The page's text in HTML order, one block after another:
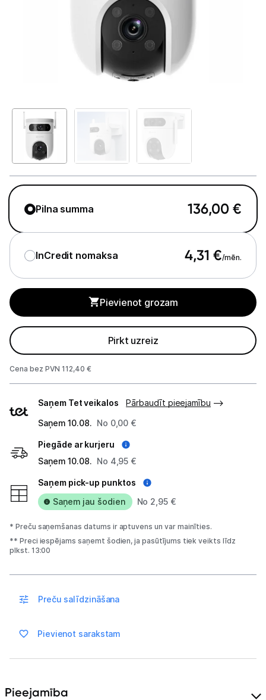
Telefoni, planšetdatori
Viedierīces
Viedpulksteņi un aproces
Izklaide un atpūta
Sporta kameras
Elektrostacijas un saules paneļi
Zāles pļāvēji roboti
Sports un atpūta
Vēlmju saraksts
Blogs
Piegāde un apmaksa
Kontakti
Pilna summa 136,00 €
InCredit nomaksa 4,31 €/mēn.
Pievienot grozam
Pirkt uzreiz
Cena bez PVN 112,40 €
veidi
Saņem Tet veikalos
Pārbaudīt pieejamību
Saņem 10.08. No 0,00 €
Piegāde ar kurjeru
Saņem 10.08. No 4,95 €
Saņem pick-up punktos
Saņem jau šodien
No 2,95 €
* Preču saņemšanas datums ir aptuvens un var mainīties.
** Preci iespējams saņemt šodien, ja pasūtījums tiek veikts līdz
plkst. 13:00
Preču salīdzināšana
Pievienot sarakstam
Pieejamība